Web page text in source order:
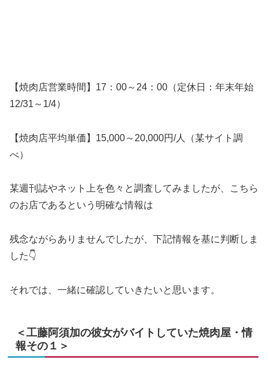
【焼肉店営業時間】17：00～24：00（定休日：年末年始
12/31～1/4）
【焼肉店平均単価】15,000～20,000円/人（某サイト調
べ）
某週刊誌やネット上を色々と調査してみましたが、こちら
のお店であるという明確な情報は
残念ながらありませんでしたが、下記情報を基に判断しま
した👇
それでは、一緒に確認していきたいと思います。
＜工藤阿須加の彼女がバイトしていた焼肉屋・情
報その１＞